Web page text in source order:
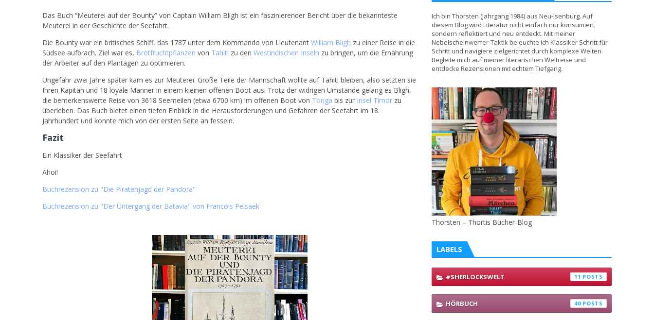
Das Buch “Meuterei auf der Bounty” von Captain William Bligh ist ein faszinierender Bericht über die bekannteste
Meuterei in der Geschichte der Seefahrt.
Die Bounty war ein britisches Schiff, das 1787 unter dem Kommando von Lieutenant William Bligh zu einer Reise in die
Südsee aufbrach. Ziel war es, Brotfruchtpflanzen von Tahiti zu den Westindischen Inseln zu bringen, um die Ernährung
der Arbeiter auf den Plantagen zu optimieren.
Ungefähr zwei Jahre später kam es zur Meuterei. Große Teile der Mannschaft wollte auf Tahiti bleiben, also setzten sie
Ihren Kapitän und 18 loyale Männer in einem kleinen offenen Boot aus. Trotz der widrigen Umstände gelang es Bligh,
die bemerkenswerte Reise von 3618 Seemeilen (etwa 6700 km) im offenen Boot von Tonga bis zur Insel Timor zu
überleben. Das Buch bietet einen tiefen Einblick in die Herausforderungen und Gefahren der Seefahrt im 18.
Jahrhundert und konnte mich von der ersten Seite an fesseln.
Fazit
Ein Klassiker der Seefahrt
Ahoi!
Buchrezension zu "Die Piratenjagd der Pandora"
Buchrezension zu "Der Untergang der Batavia" von Francois Pelsaek
Ich bin Thorsten (Jahrgang 1984) aus Neu-Isenburg. Auf
diesem Blog wird Literatur nicht einfach nur konsumiert,
sondern reflektiert und neu entdeckt. Mit meiner
Nebelscheinwerfer-Taktik beleuchte ich Klassiker Schritt für
Schritt und navigiere zielgerichtet durch komplexe Welten.
Begleite mich auf meiner literarischen Weltreise und
entdecke Rezensionen mit echtem Tiefgang.
Thorsten – Thortis Bücher-Blog
LABELS
#SHERLOCKSWELT 11
HÖRBUCH 40